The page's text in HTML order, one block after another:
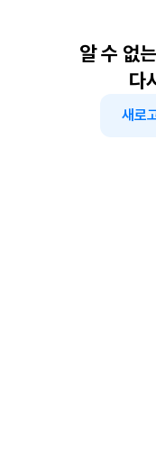
알 수 없
다
새로